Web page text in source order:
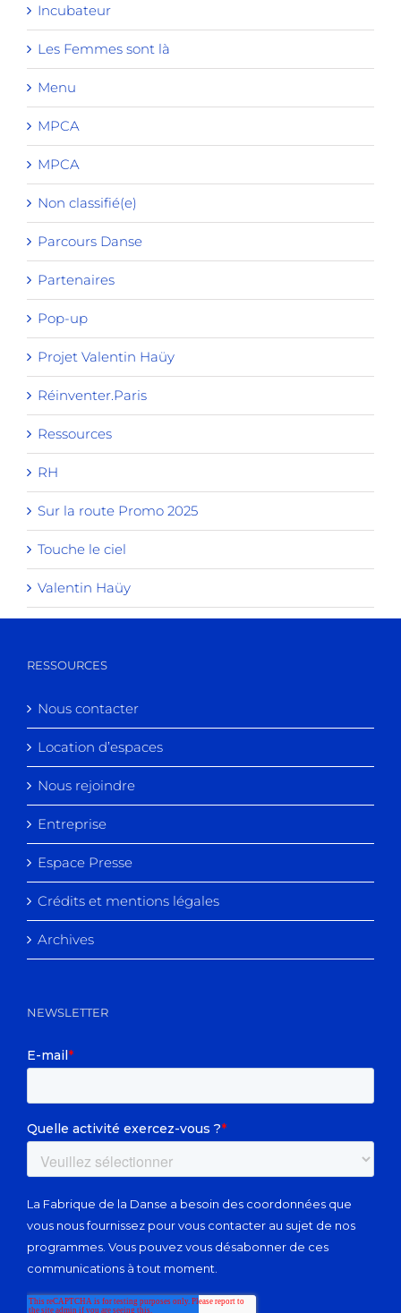
Incubateur
Les Femmes sont là
Menu
MPCA
MPCA
Non classifié(e)
Parcours Danse
Partenaires
Pop-up
Projet Valentin Haüy
Réinventer.Paris
Ressources
RH
Sur la route Promo 2025
Touche le ciel
Valentin Haüy
RESSOURCES
Nous contacter
Location d’espaces
Nous rejoindre
Entreprise
Espace Presse
Crédits et mentions légales
Archives
NEWSLETTER